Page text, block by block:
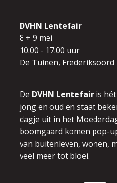
DVHN Lentefair
8 + 9 mei
10.00 - 17.00 uur
De Tuinen, Frederiksoord
De DVHN Lentefair is
jong en oud en staat
dagje uit in het
boomgaard komen pop-
van buitenleven, wonen,
veel meer tot bloei.